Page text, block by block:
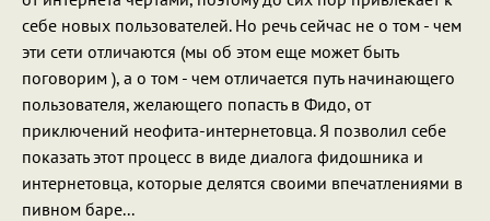
себе новых пользователей. Но речь сейчас не о том - чем
эти сети отличаются (мы об этом еще может быть
поговорим ), а о том - чем отличается путь начинающего
пользователя, желающего попасть в Фидо, от
приключений неофита-интернетовца. Я позволил себе
показать этот процесс в виде диалога фидошника и
интернетовца, которые делятся своими впечатлениями в
пивном баре...